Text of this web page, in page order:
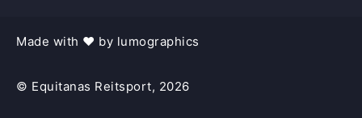
Made with ♥︎ by lumographics
© Equitanas Reitsport, 2026